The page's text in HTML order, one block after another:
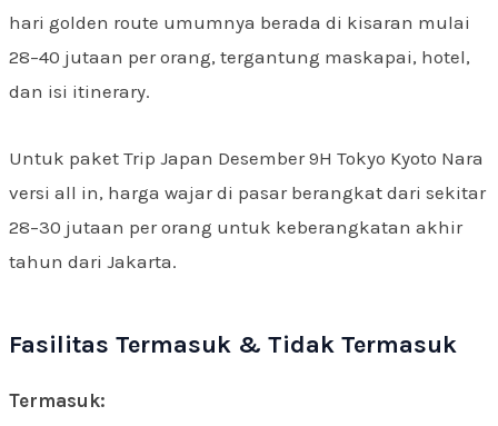
hari golden route umumnya berada di kisaran mulai
28–40 jutaan per orang, tergantung maskapai, hotel,
dan isi itinerary.
Untuk paket Trip Japan Desember 9H Tokyo Kyoto Nara
versi all in, harga wajar di pasar berangkat dari sekitar
28–30 jutaan per orang untuk keberangkatan akhir
tahun dari Jakarta.
Fasilitas Termasuk & Tidak Termasuk
Termasuk: